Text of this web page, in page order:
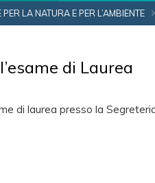
LA NATURA E PER L’AMBIENTE
di Laurea
di laurea presso la